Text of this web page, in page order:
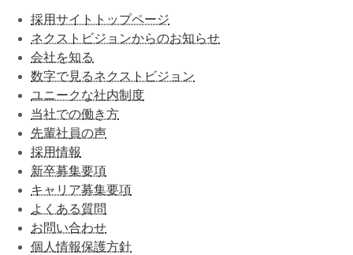
採用サイトトップページ
ネクストビジョンからのお知らせ
会社を知る
数字で見るネクストビジョン
ユニークな社内制度
当社での働き方
先輩社員の声
採用情報
新卒募集要項
キャリア募集要項
よくある質問
お問い合わせ
個人情報保護方針